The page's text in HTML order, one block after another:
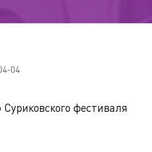
04
фестиваля